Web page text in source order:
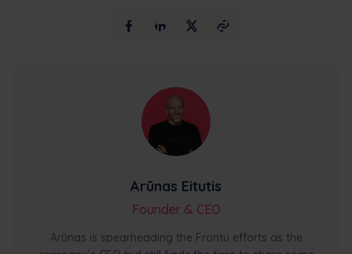
Arūnas Eitutis
Founder & CEO
Arūnas is spearheading the Frontu efforts as the